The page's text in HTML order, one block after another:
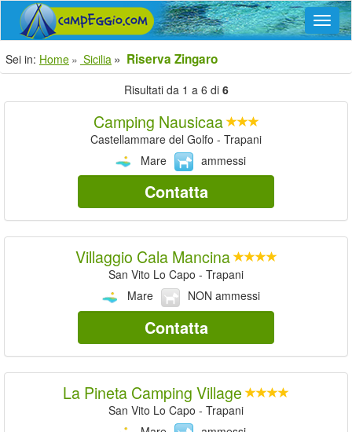
Sei in: Home Sicilia Riserva Zingaro
Risultati da 1 a 6 di 6
Camping Nausicaa
Castellammare del Golfo - Trapani
Mare
ammessi
Contatta
Villaggio Cala Mancina
San Vito Lo Capo - Trapani
Mare
NON ammessi
Contatta
La Pineta Camping Village
San Vito Lo Capo - Trapani